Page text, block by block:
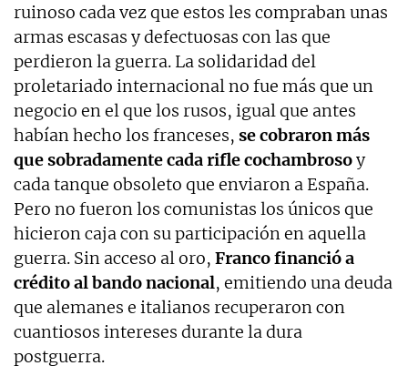
ruinoso cada vez que estos les compraban unas
armas escasas y defectuosas con las que
perdieron la guerra. La solidaridad del
proletariado internacional no fue más que un
negocio en el que los rusos, igual que antes
habían hecho los franceses, se cobraron más
que sobradamente cada rifle cochambrosoy
cada tanque obsoleto que enviaron a España.
Pero no fueron los comunistas los únicos que
hicieron caja con su participación en aquella
guerra. Sin acceso al oro, Franco financió a
crédito al bando nacional, emitiendo una deuda
que alemanes e italianos recuperaron con
cuantiosos intereses durante la dura
postguerra.